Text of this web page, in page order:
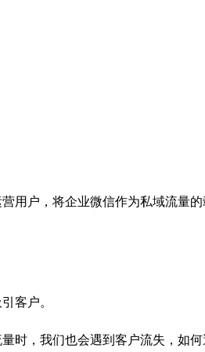
用户，将企业微信作为私域流量
客户。
，我们也会遇到客户流失，如何